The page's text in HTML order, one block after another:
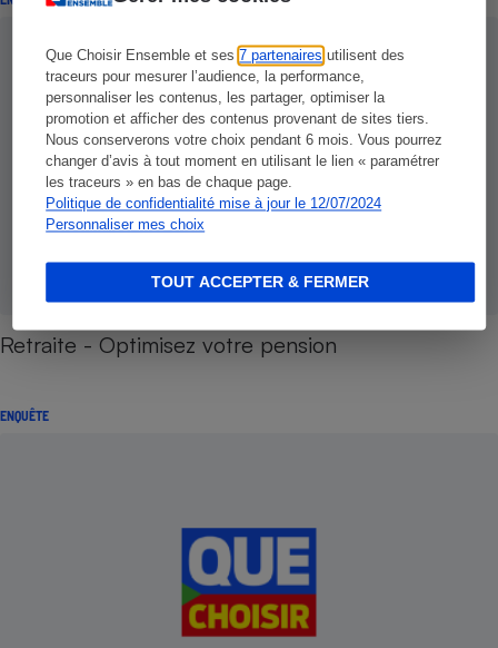
Que Choisir Ensemble et ses7 partenaires utilisent des
traceurs pour mesurer l’audience, la performance,
personnaliser les contenus, les partager, optimiser la
promotion et afficher des contenus provenant de sites tiers.
Nous conserverons votre choix pendant 6 mois. Vous pourrez
changer d’avis à tout moment en utilisant le lien « paramétrer
les traceurs » en bas de chaque page.
Politique de confidentialité mise à jour le 12/07/2024
Personnaliser mes choix
TOUT ACCEPTER & FERMER
Retraite - Optimisez votre pension
ENQUÊTE